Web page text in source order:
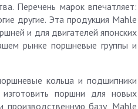
Перечень марок впечатляет:
другие. Эта продукция Mahle
и для двигателей японских
рынке поршневые группы и
кольца и подшипники
поршни для новых
производственную базу, Mahle